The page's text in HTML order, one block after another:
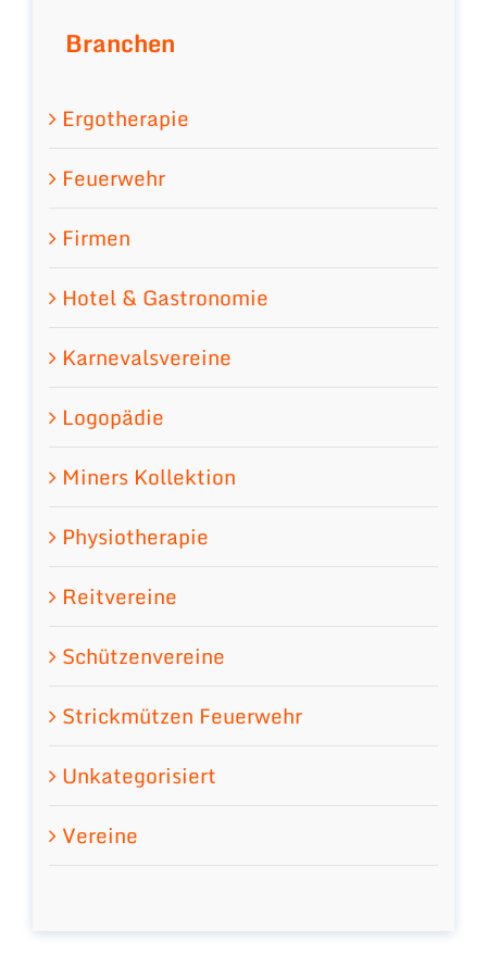
Branchen
Ergotherapie
Feuerwehr
Firmen
Hotel & Gastronomie
Karnevalsvereine
Logopädie
Miners Kollektion
Physiotherapie
Reitvereine
Schützenvereine
Strickmützen Feuerwehr
Unkategorisiert
Vereine